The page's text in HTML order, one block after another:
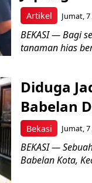
Artikel Jumat,
BEKASI — Bagi
tanaman hias
Bekasi
Diduga
Babelan
Jumat,
BEKASI —
Babelan Kota,